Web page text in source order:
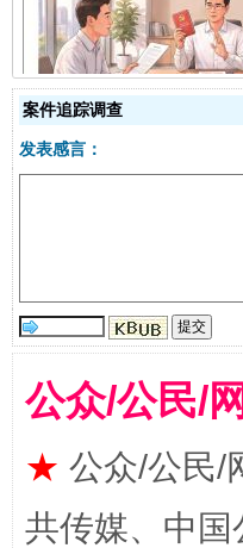
揭开“小金库”的
案件追踪调查
发表感言：
公众/公民/
★ 公众/公民/
共传媒、中